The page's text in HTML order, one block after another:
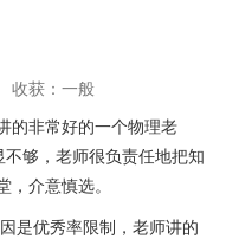
收获：一般
的非常好的一个物理老
够，老师很负责任地把知
介意慎选。
是优秀率限制，老师讲的